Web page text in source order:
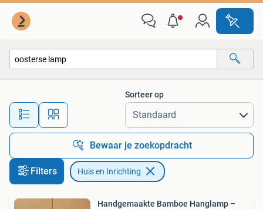
Alle afstanden…
Sorteer op
Bewaar je zoekopdracht
Filters Huis en Inrichting
Handgemaakte Bamboe Hanglamp –